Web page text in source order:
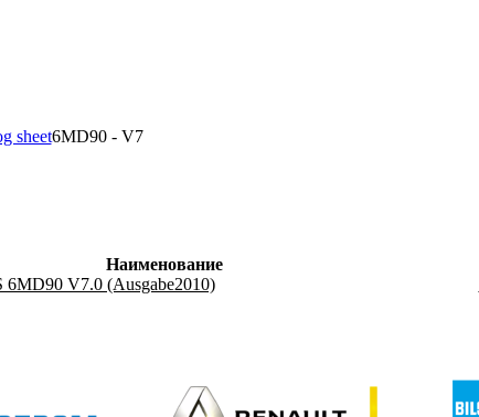
sheet6MD90 - V7
Наименование
V7.0 (Ausgabe2010)